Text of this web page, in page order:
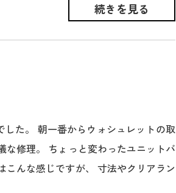
続きを見る
た。 朝一番からウォシュレットの取
な修理。 ちょっと変わったユニットバ
こんな感じですが、 寸法やクリアラン